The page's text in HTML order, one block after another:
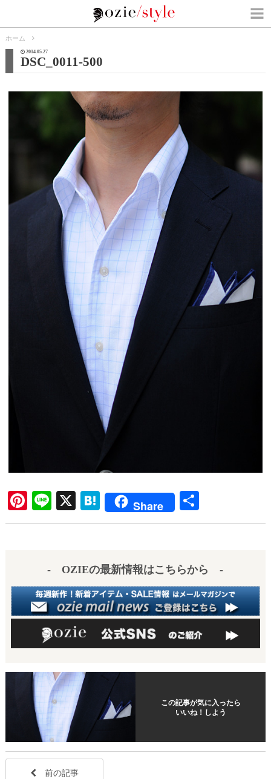
ホーム
2014.05.27
DSC_0011-500
Pi
nt
Li
ne
X
H
at
a
Share
有
- OZIEの最新情報はこちらから -
この記事が気に入ったら
いいね！しよう
前の記事